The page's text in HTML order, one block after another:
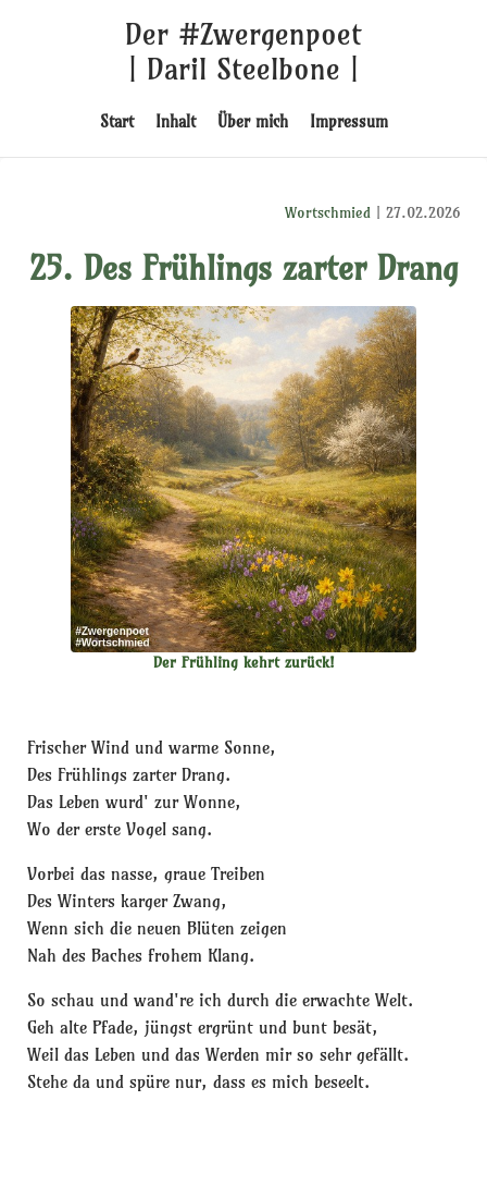
Der #Zwergenpoet
| Daril Steelbone |
Start Inhalt Über mich Impressum
Wortschmied | 27.02.2026
25. Des Frühlings zarter Drang
Der Frühling kehrt zurück!
Frischer Wind und warme Sonne,
Des Frühlings zarter Drang.
Das Leben wurd' zur Wonne,
Wo der erste Vogel sang.
Vorbei das nasse, graue Treiben
Des Winters karger Zwang,
Wenn sich die neuen Blüten zeigen
Nah des Baches frohem Klang.
So schau und wand're ich durch die erwachte Welt.
Geh alte Pfade, jüngst ergrünt und bunt besät,
Weil das Leben und das Werden mir so sehr gefällt.
Stehe da und spüre nur, dass es mich beseelt.